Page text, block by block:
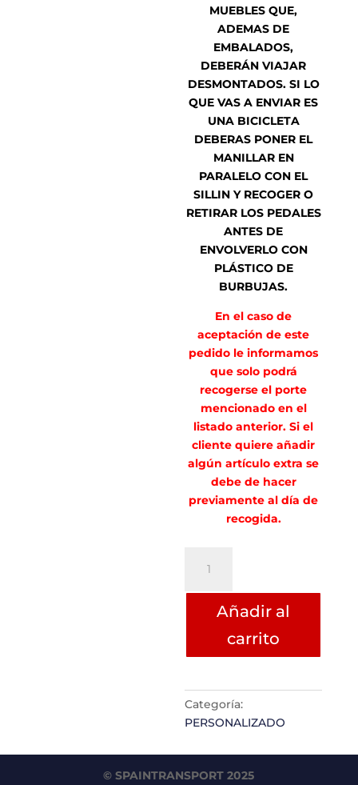
MUEBLES QUE,
ADEMAS DE
EMBALADOS,
DEBERÁN VIAJAR
DESMONTADOS. SI LO
QUE VAS A ENVIAR ES
UNA BICICLETA
DEBERAS PONER EL
MANILLAR EN
PARALELO CON EL
SILLIN Y RECOGER O
RETIRAR LOS PEDALES
ANTES DE
ENVOLVERLO CON
PLÁSTICO DE
BURBUJAS.
En el caso de
aceptación de este
pedido le informamos
que solo podrá
recogerse el porte
mencionado en el
listado anterior. Si el
cliente quiere añadir
algún artículo extra se
debe de hacer
previamente al día de
recogida.
Carlos
Gallango
cantidadAñadir al
carrito
Categoría:
PERSONALIZADO
© SPAINTRANSPORT 2025